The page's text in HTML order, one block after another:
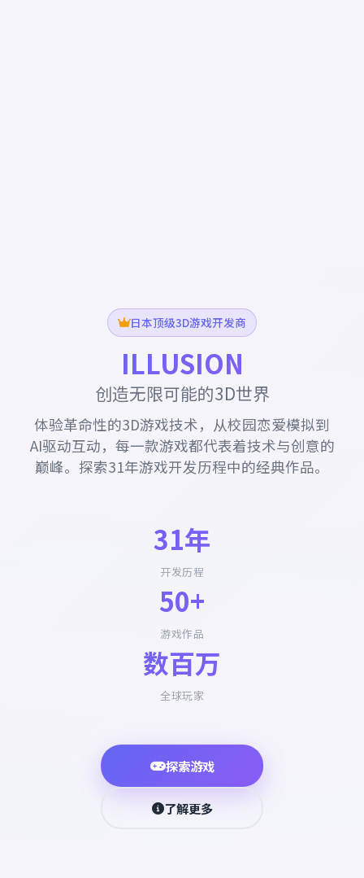
日本顶级3D游戏开发商
ILLUSION
创造无限可能的3D世界
体验革命性的3D游戏技术，从校园恋爱模拟到
AI驱动互动，每一款游戏都代表着技术与创意的
巅峰。探索31年游戏开发历程中的经典作品。
31年
开发历程
50+
游戏作品
数百万
全球玩家
探索游戏
了解更多